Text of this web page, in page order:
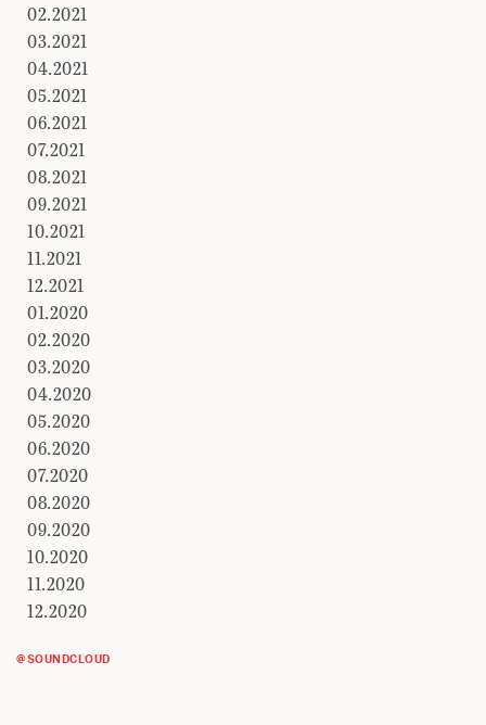
02.2021
03.2021
04.2021
05.2021
06.2021
07.2021
08.2021
09.2021
10.2021
11.2021
12.2021
01.2020
02.2020
03.2020
04.2020
05.2020
06.2020
07.2020
08.2020
09.2020
10.2020
11.2020
12.2020
@SOUNDCLOUD